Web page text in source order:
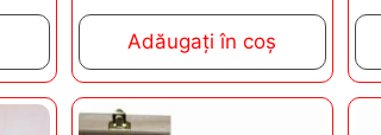
o
f
5
Adăugați în coș